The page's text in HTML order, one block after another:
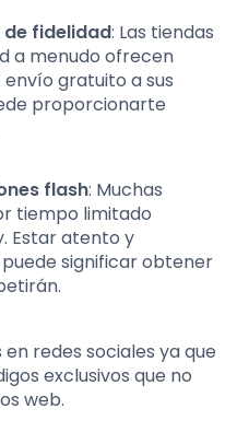
fidelidad: Las tiendas
a menudo ofrecen
gratuito a sus
proporcionarte
flash: Muchas
tiempo limitado
Estar atento y
significar obtener
redes sociales ya que
exclusivos que no
web.